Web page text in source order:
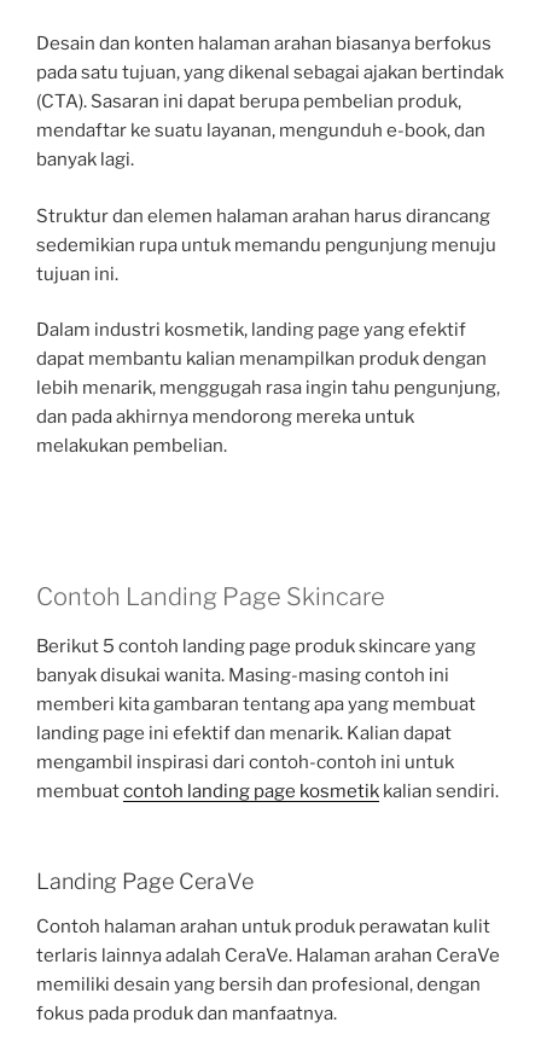
Desain dan konten halaman arahan biasanya berfokus
pada satu tujuan, yang dikenal sebagai ajakan bertindak
(CTA). Sasaran ini dapat berupa pembelian produk,
mendaftar ke suatu layanan, mengunduh e-book, dan
banyak lagi.
Struktur dan elemen halaman arahan harus dirancang
sedemikian rupa untuk memandu pengunjung menuju
tujuan ini.
Dalam industri kosmetik, landing page yang efektif
dapat membantu kalian menampilkan produk dengan
lebih menarik, menggugah rasa ingin tahu pengunjung,
dan pada akhirnya mendorong mereka untuk
melakukan pembelian.
Contoh Landing Page Skincare
Berikut 5 contoh landing page produk skincare yang
banyak disukai wanita. Masing-masing contoh ini
memberi kita gambaran tentang apa yang membuat
landing page ini efektif dan menarik. Kalian dapat
mengambil inspirasi dari contoh-contoh ini untuk
membuatcontoh landing page kosmetik kalian sendiri.
Landing Page CeraVe
Contoh halaman arahan untuk produk perawatan kulit
terlaris lainnya adalah CeraVe. Halaman arahan CeraVe
memiliki desain yang bersih dan profesional, dengan
fokus pada produk dan manfaatnya.